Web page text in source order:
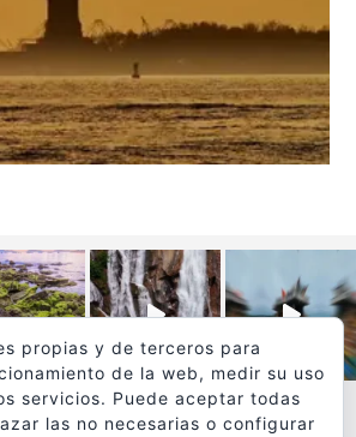
propias y de terceros para
de la web, medir su uso
servicios. Puede aceptar todas
las no necesarias o configurar